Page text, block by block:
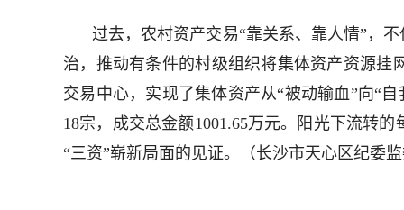
过去，农村资产交易“靠关系、靠人情”，
治，推动有条件的村级组织将集体资产资源
交易中心，实现了集体资产从“被动输血”向“
18宗，成交总金额1001.65万元。阳光下流转
“三资”崭新局面的见证。（长沙市天心区纪委